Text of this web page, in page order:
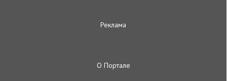
Реклама
О Портале